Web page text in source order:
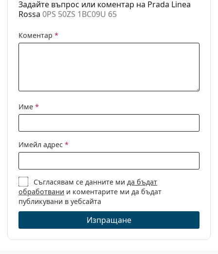
Марка:
Prada Linea Rossa
Предназначение:
Задайте въпрос или коментар на Prada Linea
Rossa 0PS 50ZS 1BC09U 65
Коментар *
Име *
Имейл адрес *
Съгласявам се данните ми да бъдат
обработвани и коментарите ми да бъдат
публикувани в уебсайта
Изпращане